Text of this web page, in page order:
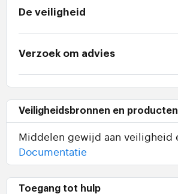
De veiligheid
Verzoek om advies
Veiligheidsbronnen en producten
Middelen gewijd aan veiligheid
Documentatie
Toegang tot hulp